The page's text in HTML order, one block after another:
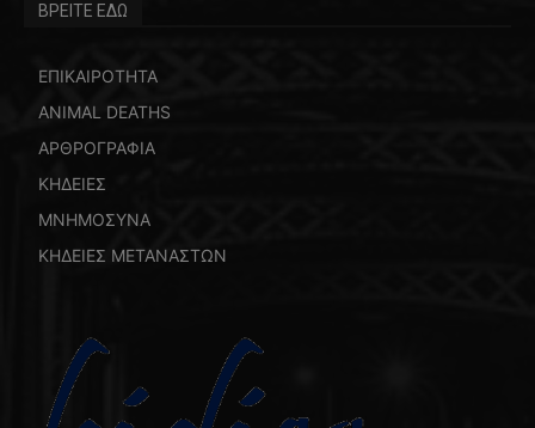
ΒΡΕΙΤΕ ΕΔΩ
ΕΠΙΚΑΙΡΟΤΗΤΑ
ANIMAL DEATHS
ΑΡΘΡΟΓΡΑΦΙΑ
ΚΗΔΕΙΕΣ
ΜΝΗΜΟΣΥΝΑ
ΚΗΔΕΙΕΣ ΜΕΤΑΝΑΣΤΩΝ